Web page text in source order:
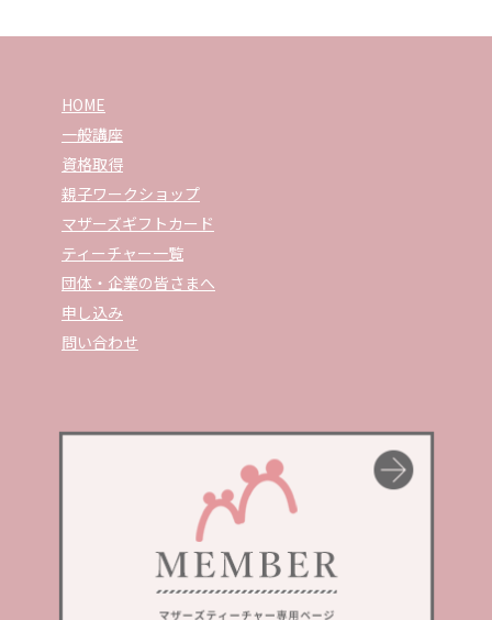
HOME
一般講座
資格取得
親子ワークショップ
マザーズギフトカード
ティーチャー一覧
団体・企業の皆さまへ
申し込み
問い合わせ